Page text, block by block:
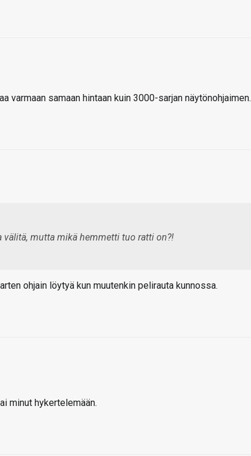
varmaan samaan hintaan kuin 3000-sarjan näytönohjaimen.
välitä, mutta mikä hemmetti tuo ratti on?!
ohjain löytyä kun muutenkin pelirauta kunnossa.
minut hykertelemään.